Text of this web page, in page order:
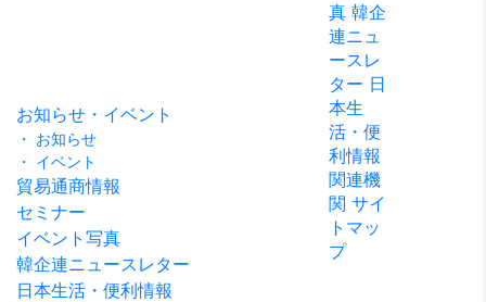
ェブア
ィ方針
真 韓企
連ニュ
ースレ
ター 日
本生
活・便
利情報
関連機
関 サイ
トマッ
プ
お知らせ・イベント
・ お知らせ
・ イベント
貿易通商情報
セミナー
イベント写真
韓企連ニュースレター
日本生活・便利情報